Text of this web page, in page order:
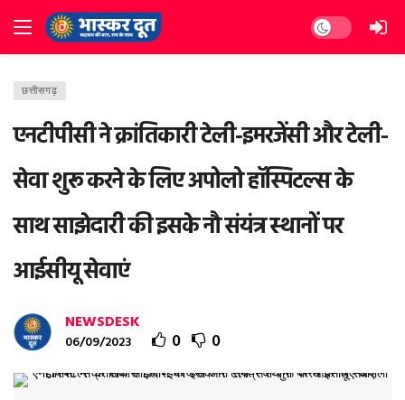
Dark mode
छत्तीसगढ़
एनटीपीसी ने क्रांतिकारी टेली-इमरजेंसी और टेली-
सेवा शुरू करने के लिए अपोलो हॉस्पिटल्स के
साथ साझेदारी की इसके नौ संयंत्र स्थानों पर
आईसीयू सेवाएं
NEWSDESK
06/09/2023 0 0